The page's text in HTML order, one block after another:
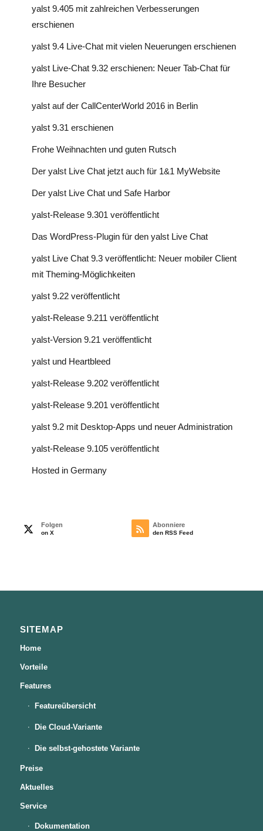
yalst 9.405 mit zahlreichen Verbesserungen
erschienen
yalst 9.4 Live-Chat mit vielen Neuerungen erschienen
yalst Live-Chat 9.32 erschienen: Neuer Tab-Chat für
Ihre Besucher
yalst auf der CallCenterWorld 2016 in Berlin
yalst 9.31 erschienen
Frohe Weihnachten und guten Rutsch
Der yalst Live Chat jetzt auch für 1&1 MyWebsite
Der yalst Live Chat und Safe Harbor
yalst-Release 9.301 veröffentlicht
Das WordPress-Plugin für den yalst Live Chat
yalst Live Chat 9.3 veröffentlicht: Neuer mobiler Client
mit Theming-Möglichkeiten
yalst 9.22 veröffentlicht
yalst-Release 9.211 veröffentlicht
yalst-Version 9.21 veröffentlicht
yalst und Heartbleed
yalst-Release 9.202 veröffentlicht
yalst-Release 9.201 veröffentlicht
yalst 9.2 mit Desktop-Apps und neuer Administration
yalst-Release 9.105 veröffentlicht
Hosted in Germany
Folgen
on X
Abonniere
den RSS Feed
SITEMAP
Home
Vorteile
Features
Featureübersicht
Die Cloud-Variante
Die selbst-gehostete Variante
Preise
Aktuelles
Service
Dokumentation